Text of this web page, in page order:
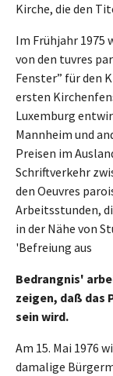
Kirche, die den
Im Frühjahr 1975
von den tuvres
Fenster” für den
ersten
Luxemburg
Mannheim und
Preisen im
Schriftverkehr
den Oeuvres
Arbeitsstunden,
in der Nähe von
'Befreiung aus
Bedrangnis'
zeigen, daß das
sein wird.
Am 15. Mai 1976
damalige